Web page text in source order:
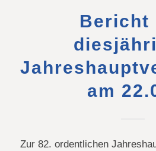
Bericht
am
Zur 82. ordentlichen